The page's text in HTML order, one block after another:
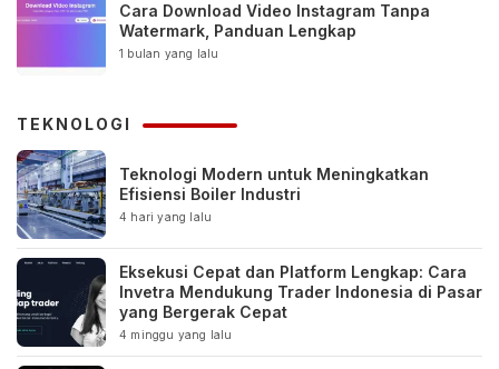
Cara Download Video Instagram Tanpa
Watermark, Panduan Lengkap
1 bulan yang lalu
TEKNOLOGI
Teknologi Modern untuk Meningkatkan
Efisiensi Boiler Industri
4 hari yang lalu
Eksekusi Cepat dan Platform Lengkap: Cara
Invetra Mendukung Trader Indonesia di Pasar
yang Bergerak Cepat
4 minggu yang lalu